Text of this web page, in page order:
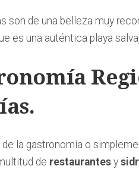
son de una belleza muy
es una auténtica playa
la gastronomía o
de restaurantes y